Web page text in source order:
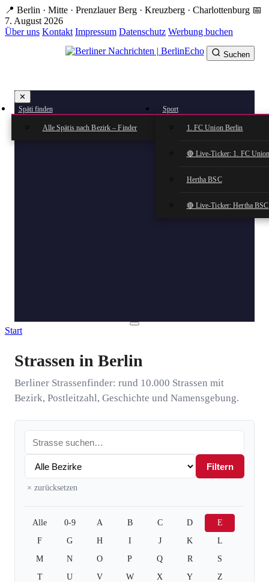
Zum
Hauptinhalt
springen
📍 Berlin · Mitte · Prenzlauer Berg · Kreuzberg · Charlottenburg 📅
7. August 2026
Über uns Kontakt Impressum Datenschutz Werbung buchen
✕
Späti finden
Alle Spätis nach Bezirk – Finder
Sport
1. FC Union Berlin
🔴 Live-Ticker: 1. FC
Hertha BSC
🔴 Live-Ticker: Hertha BSC
Suchen
Start
Strassen in Berlin
Berliner Strassenfinder: rund 10.000 Strassen mit
Bezirk, Postleitzahl, Geschichte und Namensgebung.
Filtern
× zurücksetzen
Alle 0-9Link A B C D
E
F
G H I J K
L
M
N O P Q R
S
T
U V W X Y Z